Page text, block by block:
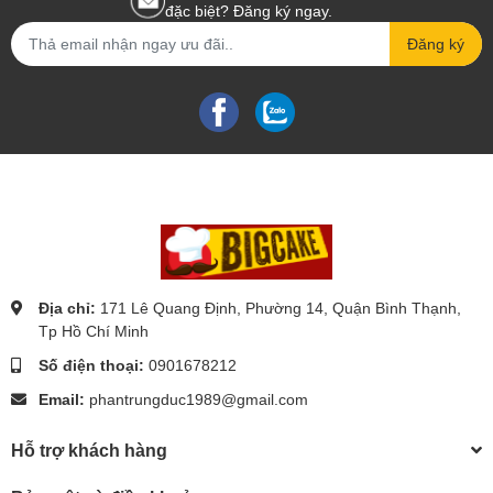
đặc biệt? Đăng ký ngay.
Đăng ký
Địa chỉ: 171 Lê Quang Định, Phường 14, Quận Bình Thạnh,
Tp Hồ Chí Minh
Số điện thoại: 0901678212
Email: phantrungduc1989@gmail.com
Hỗ trợ khách hàng